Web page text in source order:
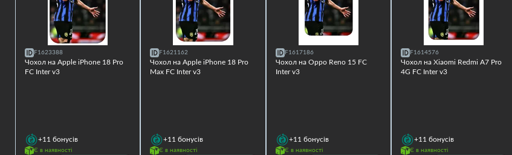
F1623388
Чохол на Apple iPhone 18 Pro
FC Inter v3
+11 бонусів
Є в наявності
F1621162
Чохол на Apple iPhone 18 Pro
Max FC Inter v3
+11 бонусів
Є в наявності
F1617186
Чохол на Oppo Reno 15 FC
Inter v3
+11 бонусів
Є в наявності
F1614576
Чохол на Xiaomi Redmi A7 Pro
4G FC Inter v3
+11 бонусів
Є в наявності